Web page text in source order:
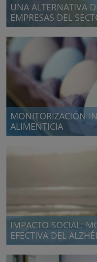
UNA ALTERNATIVA
EMPRESAS DEL
MONITORIZACIÓN
ALIMENTICIA
Detection based on surface-
IMPACTO SOCIAL:
EFECTIVA DEL
Detección del alzhéimer en